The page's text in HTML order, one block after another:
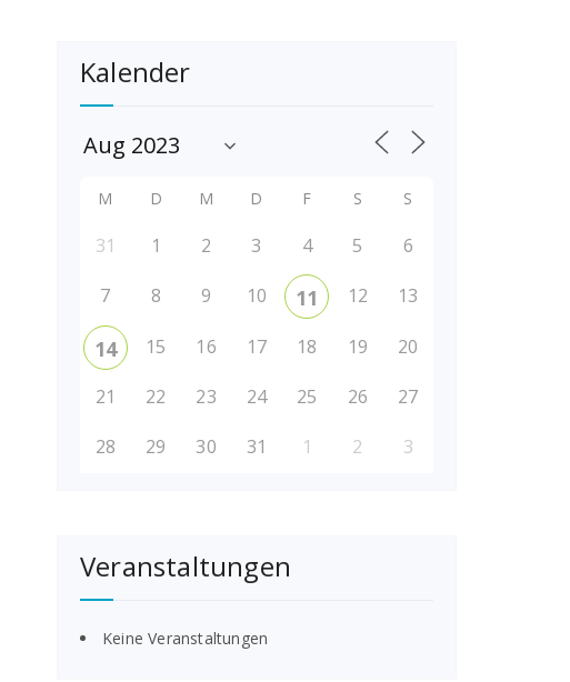
Kalender
M D M D F S S
31 1 2 3 4 5 6
7 8 9 10 11 12 13
14 15 16 17 18 19 20
21 22 23 24 25 26 27
28 29 30 31 1 2 3
Veranstaltungen
Keine Veranstaltungen